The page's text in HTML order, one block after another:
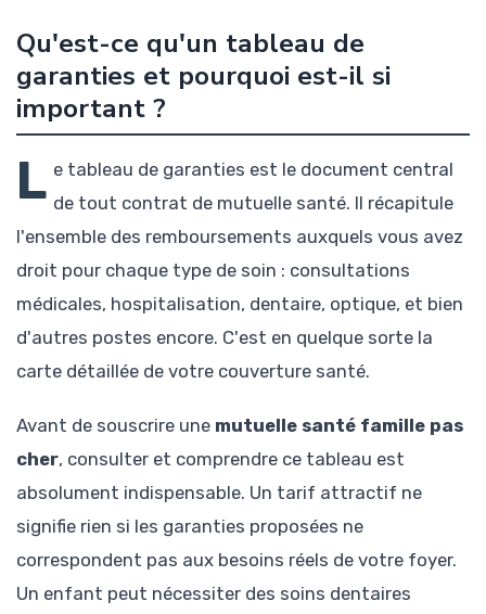
Qu'est-ce qu'un tableau de
garanties et pourquoi est-il si
important ?
L e tableau de garanties est le document central
de tout contrat de mutuelle santé. Il récapitule
l'ensemble des remboursements auxquels vous avez
droit pour chaque type de soin : consultations
médicales, hospitalisation, dentaire, optique, et bien
d'autres postes encore. C'est en quelque sorte la
carte détaillée de votre couverture santé.
Avant de souscrire une mutuelle santé famille pas
cher, consulter et comprendre ce tableau est
absolument indispensable. Un tarif attractif ne
signifie rien si les garanties proposées ne
correspondent pas aux besoins réels de votre foyer.
Un enfant peut nécessiter des soins dentaires